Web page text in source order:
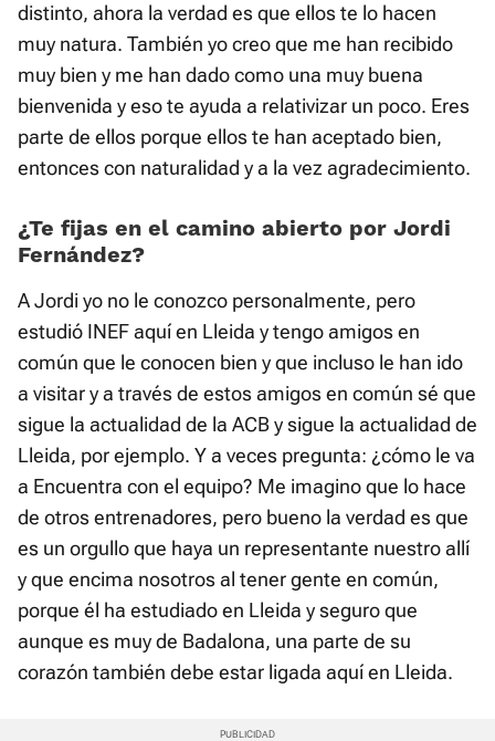
distinto, ahora la verdad es que ellos te lo hacen
muy natura. También yo creo que me han recibido
muy bien y me han dado como una muy buena
bienvenida y eso te ayuda a relativizar un poco. Eres
parte de ellos porque ellos te han aceptado bien,
entonces con naturalidad y a la vez agradecimiento.
¿Te fijas en el camino abierto por Jordi
Fernández?
A Jordi yo no le conozco personalmente, pero
estudió INEF aquí en Lleida y tengo amigos en
común que le conocen bien y que incluso le han ido
a visitar y a través de estos amigos en común sé que
sigue la actualidad de la ACB y sigue la actualidad de
Lleida, por ejemplo. Y a veces pregunta: ¿cómo le va
a Encuentra con el equipo? Me imagino que lo hace
de otros entrenadores, pero bueno la verdad es que
es un orgullo que haya un representante nuestro allí
y que encima nosotros al tener gente en común,
porque él ha estudiado en Lleida y seguro que
aunque es muy de Badalona, una parte de su
corazón también debe estar ligada aquí en Lleida.